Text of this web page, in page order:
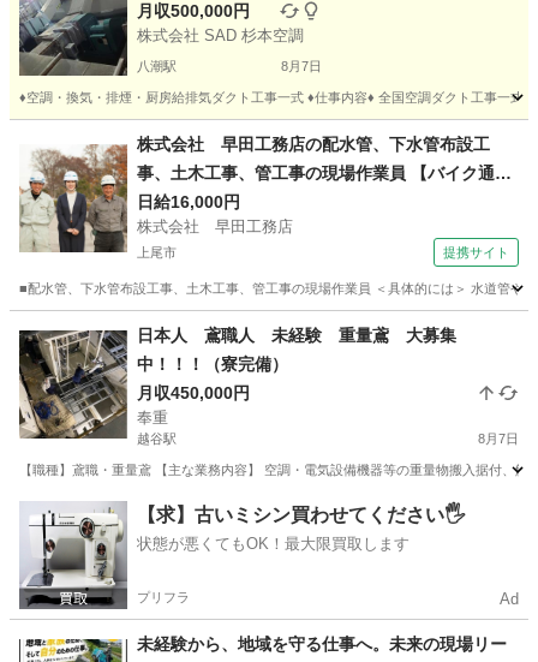
月収500,000円
株式会社 SAD 杉本空調
八潮駅 8月7日
♦空調・換気・排煙・厨房給排気ダクト工事一式 ♦仕事内容♦ 全国空調ダクト工事一
八潮駅 その他 ダクト
株式会社 早田工務店の配水管、下水管布設工
事、土木工事、管工事の現場作業員 【バイク通勤
OK】
日給16,000円
株式会社 早田工務店
上尾市 提携サイト
■配水管、下水管布設工事、土木工事、管工事の現場作業員 ＜具体的には＞ 水道管や
施工管理
日本人 鳶職人 未経験 重量鳶 大募集
中！！！（寮完備）
月収450,000円
奉重
越谷駅 8月7日
【職種】鳶職・重量鳶 【主な業務内容】 空調・電気設備機器等の重量物搬入据付、
埼玉 越谷市 越谷駅 鳶職 未経験
【求】古いミシン買わせてください🖐️
状態が悪くてもOK！最大限買取します
プリフラ Ad
未経験から、地域を守る仕事へ。未来の現場リー